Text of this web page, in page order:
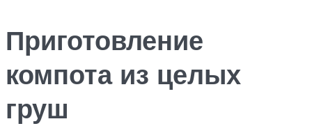
Приготовление
компота из целых
груш